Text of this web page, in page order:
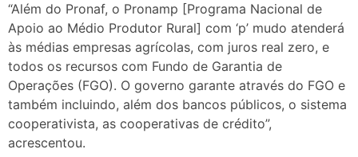
“Além do Pronaf, o Pronamp [Programa Nacional de
Apoio ao Médio Produtor Rural] com ‘p’ mudo atenderá
às médias empresas agrícolas, com juros real zero, e
todos os recursos com Fundo de Garantia de
Operações (FGO). O governo garante através do FGO e
também incluindo, além dos bancos públicos, o sistema
cooperativista, as cooperativas de crédito”,
acrescentou.